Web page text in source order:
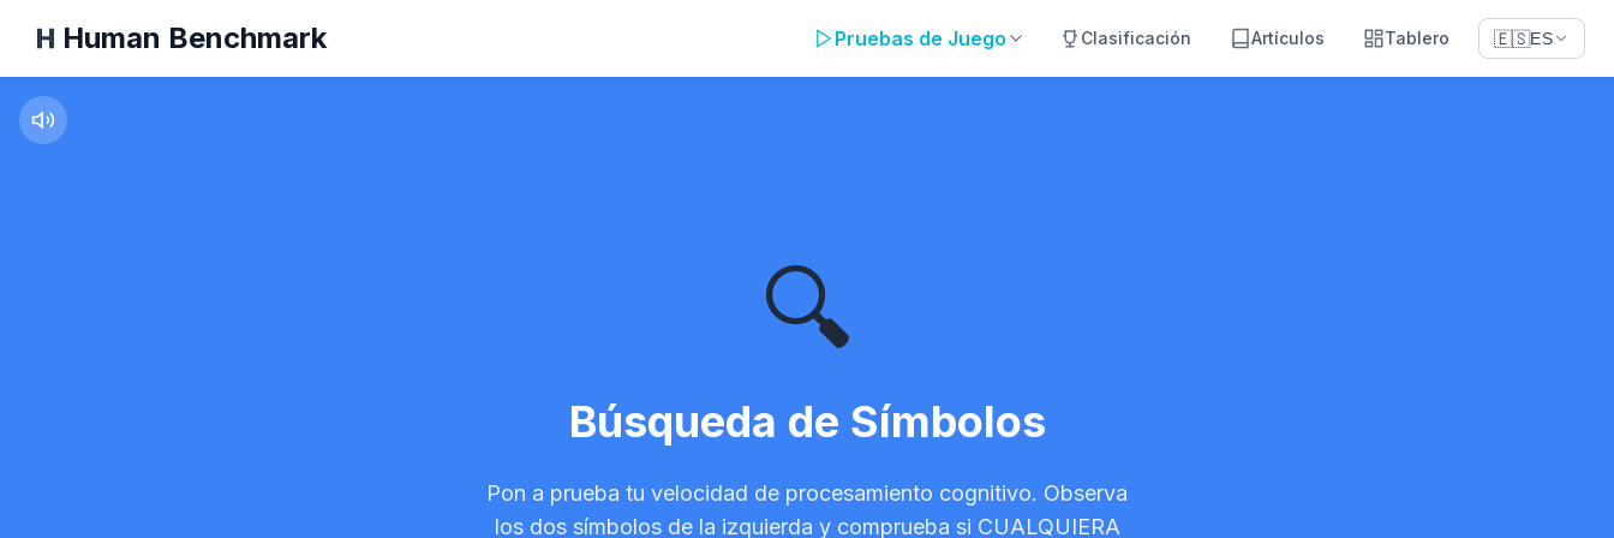
Human Benchmark Pruebas de Juego Clasificación Artículos Tablero 🇪🇸ES
Búsqueda de Símbolos
🔍
Búsqueda de Símbolos
Pon a prueba tu velocidad de procesamiento cognitivo. Observa
los dos símbolos de la izquierda y comprueba si CUALQUIERA